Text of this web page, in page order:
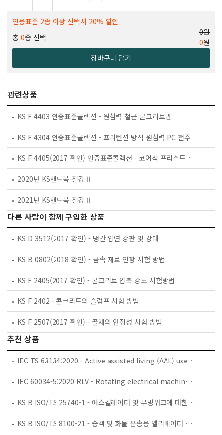
인용표준 2종 이상 선택시 20% 할인
총 0종 선택
0원
0원
장바구니 담기
관련상품
KS F 4403 인증표준콜렉션 - 원심력 철근 콘크리트관
KS F 4304 인증표준콜렉션 - 프리텐션 방식 원심력 PC 전주
KS F 4405(2017 확인) 인증표준콜렉션 - 코어식 프리스트레스트 콘크리트 관
2020년 KS핸드북-철강Ⅱ
2021년 KS핸드북-철강Ⅱ
다른 사람이 함께 구입한 상품
KS D 3512(2017 확인) - 냉간 압연 강판 및 강대
KS B 0802(2018 확인) - 금속 재료 인장 시험 방법
KS F 2405(2017 확인) - 콘크리트 압축 강도 시험방법
KS F 2402 - 콘크리트의 슬럼프 시험 방법
KS F 2507(2017 확인) - 골재의 안정성 시험 방법
추천 상품
IEC TS 63134:2020 - Active assisted living (AAL) use cases
IEC 60034-5:2020 RLV - Rotating electrical machines - Part 5: Degrees of protection provided by the integral design of rotating electrical machines (IP code) - Classification
KS B ISO/TS 25740-1 - 에스컬레이터 및 무빙워크에 대한 안전요건 — 제1부: 세계공통 필수 안전요건(GESRs)
KS B ISO/TS 8100-21 - 승객 및 화물 운송용 엘리베이터 —제21부: 세계공통 필수안전요건(GESRs)을 충족하는 세계공통 안전 파라미터(GSPs)